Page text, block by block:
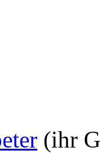
(ihr